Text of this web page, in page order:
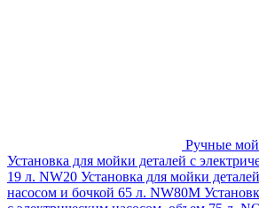
Ручные
Установка для мойки деталей с
19 л. NW20 Установка для мойки
насосом и бочкой 65 л. NW80M